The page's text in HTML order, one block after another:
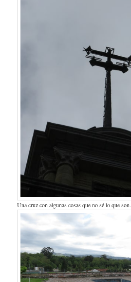
Una cruz con algunas cosas que no sé lo que son.